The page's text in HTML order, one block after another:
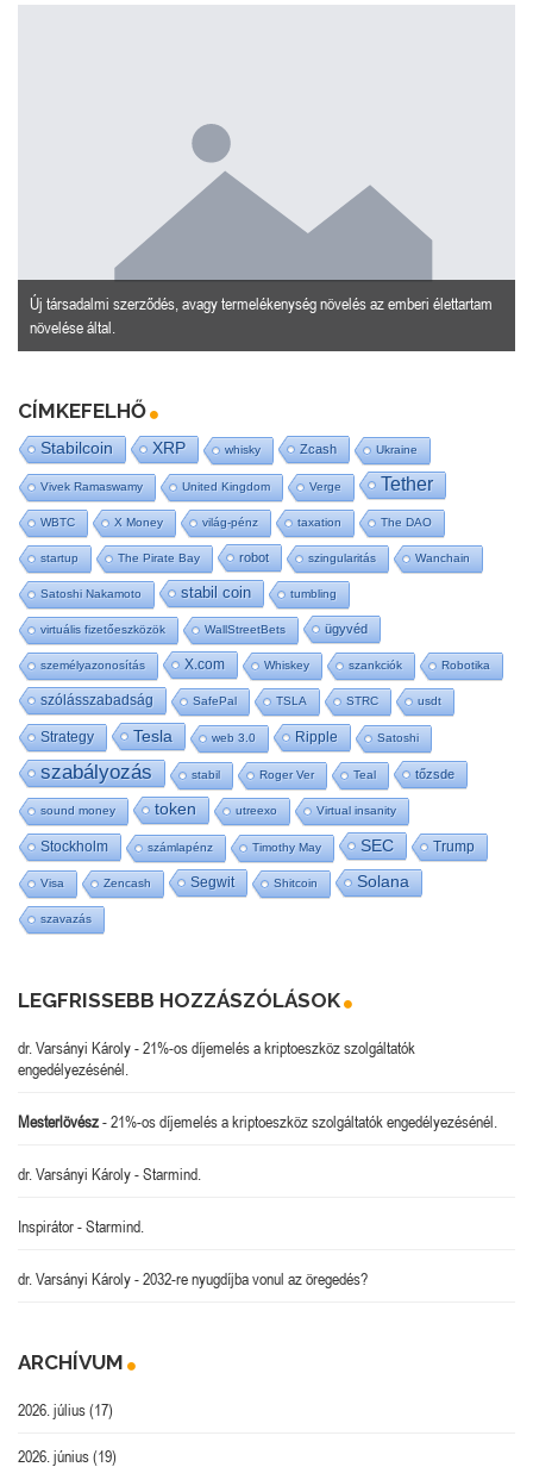
Új társadalmi szerződés, avagy termelékenység növelés az emberi élettartam
növelése által.
CÍMKEFELHŐ
Stabilcoin XRP whisky Zcash Ukraine
Vivek Ramaswamy United Kingdom Verge Tether
WBTC X Money világ-pénz taxation The DAO
startup The Pirate Bay robot szingularitás Wanchain
Satoshi Nakamoto stabil coin tumbling
virtuális fizetőeszközök WallStreetBets ügyvéd
személyazonosítás X.com Whiskey szankciók Robotika
szólásszabadság SafePal TSLA STRC usdt
Strategy Tesla web 3.0 Ripple Satoshi
szabályozás stabil Roger Ver Teal tőzsde
sound money token utreexo Virtual insanity
Stockholm számlapénz Timothy May SEC Trump
Visa Zencash Segwit Shitcoin Solana
szavazás
LEGFRISSEBB HOZZÁSZÓLÁSOK
dr. Varsányi Károly-21%-os díjemelés a kriptoeszköz szolgáltatók
engedélyezésénél.
Mesterlövész-21%-os díjemelés a kriptoeszköz szolgáltatók engedélyezésénél.
dr. Varsányi Károly-Starmind.
Inspirátor-Starmind.
dr. Varsányi Károly-2032-re nyugdíjba vonul az öregedés?
ARCHÍVUM
2026. július(17)
2026. június(19)